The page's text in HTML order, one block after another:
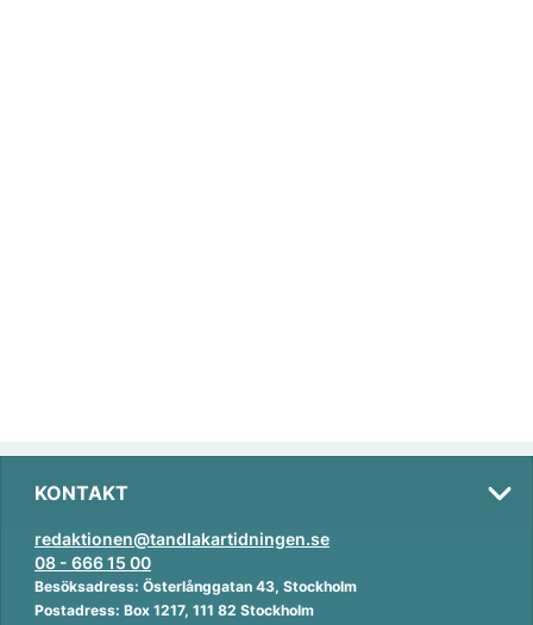
KONTAKT
redaktionen@tandlakartidningen.se
08 - 666 15 00
Besöksadress: Österlånggatan 43, Stockholm
Postadress: Box 1217, 111 82 Stockholm